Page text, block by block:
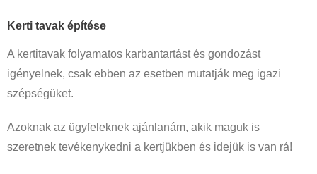
Kerti tavak építése
A kertitavak folyamatos karbantartást és gondozást
igényelnek, csak ebben az esetben mutatják meg igazi
szépségüket.
Azoknak az ügyfeleknek ajánlanám, akik maguk is
szeretnek tevékenykedni a kertjükben és idejük is van rá!